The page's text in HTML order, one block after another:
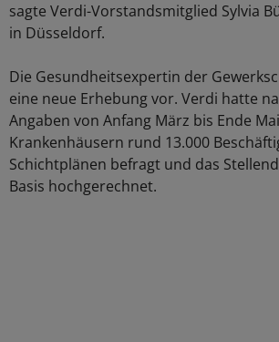
sagte Verdi-Vorstandsmitglied Sylvia
in Düsseldorf.
Die Gesundheitsexpertin der
eine neue Erhebung vor. Verdi hatte
Angaben von Anfang März bis Ende
Krankenhäusern rund 13.000
Schichtplänen befragt und das
Basis hochgerechnet.